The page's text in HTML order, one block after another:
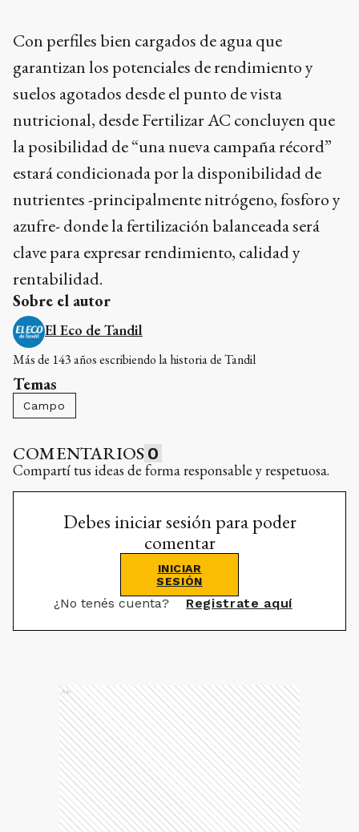
Con perfiles bien cargados de agua que
garantizan los potenciales de rendimiento y
suelos agotados desde el punto de vista
nutricional, desde Fertilizar AC concluyen que
la posibilidad de “una nueva campaña récord”
estará condicionada por la disponibilidad de
nutrientes -principalmente nitrógeno, fosforo y
azufre- donde la fertilización balanceada será
clave para expresar rendimiento, calidad y
rentabilidad.
Sobre el autor
El Eco de Tandil
Más de 143 años escribiendo la historia de Tandil
Temas
Campo
COMENTARIOS 0
Compartí tus ideas de forma responsable y respetuosa.
Debes iniciar sesión para poder
comentar
INICIAR
SESIÓN
¿No tenés cuenta? Registrate aquí
Ads